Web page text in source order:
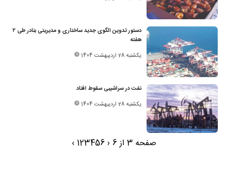
دستور تدوین الگوی جدید ساختاری و مدیریتی بنادر طی ۲
هفته
یکشنبه 28 اردیبهشت 1404
نفت در سراشیبی سقوط افتاد
یکشنبه 28 اردیبهشت 1404
صفحه 3 از 6 ‹
123456
›